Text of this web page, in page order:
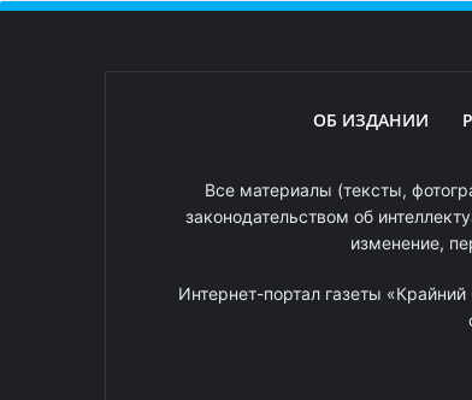
ОБ ИЗДАНИИ
Все материалы (тексты,
законодательством об
изменение,
Интернет-портал газеты